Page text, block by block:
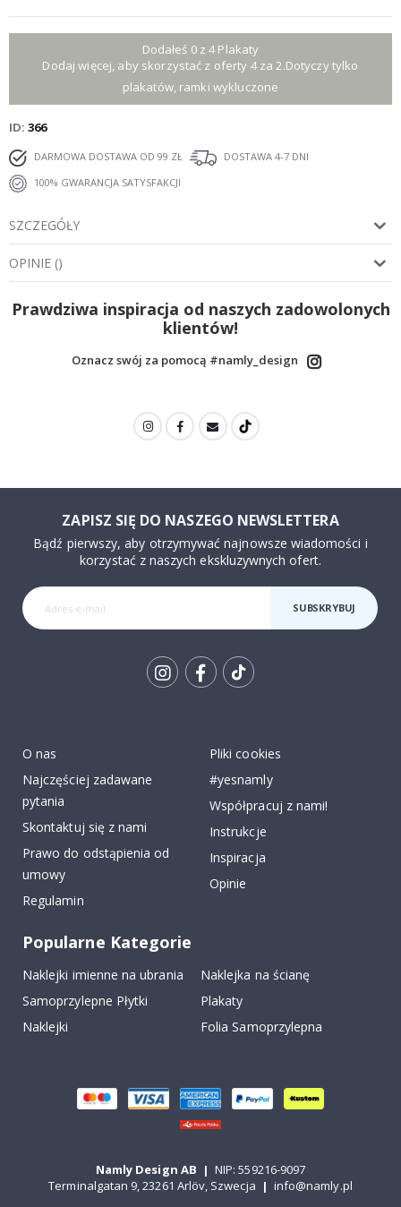
Dodałeś 0 z 4 Plakaty
Dodaj więcej, aby skorzystać z oferty 4 za 2.Dotyczy tylko
plakatów, ramki wykluczone
ID 366
DARMOWA DOSTAWA OD 99 ZŁ
DOSTAWA 4-7 DNI
100% GWARANCJA SATYSFAKCJI
SZCZEGÓŁY
OPINIE ()
Prawdziwa inspiracja od naszych zadowolonych
klientów!
Oznacz swój za pomocą #namly_design
ZAPISZ SIĘ DO NASZEGO NEWSLETTERA
Bądź pierwszy, aby otrzymywać najnowsze wiadomości i
korzystać z naszych ekskluzywnych ofert.
SUBSKRYBUJ
O nas
Najczęściej zadawane
pytania
Skontaktuj się z nami
Prawo do odstąpienia od
umowy
Regulamin
Pliki cookies
#yesnamly
Współpracuj z nami!
Instrukcje
Inspiracja
Opinie
Popularne Kategorie
Naklejki imienne na ubrania
Naklejka na ścianę
Samoprzylepne Płytki
Plakaty
Naklejki
Folia Samoprzylepna
Namly Design AB | NIP: 559216-9097
Terminalgatan 9, 23261 Arlöv, Szwecja | info@namly.pl